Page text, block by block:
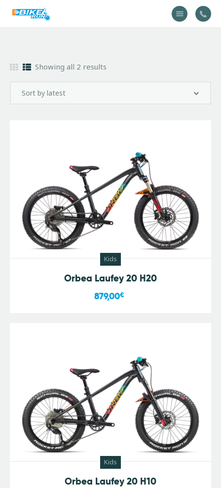
Vélo
Équipement
Showing all 2 results
Kids
Orbea Laufey 20 H20
879,00€
Kids
Orbea Laufey 20 H10